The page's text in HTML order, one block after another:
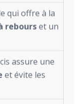
qui offre à la
rebourset un
assure une
et évite les